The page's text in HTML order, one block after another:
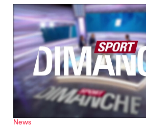
News
Norah Demierre in «Sport